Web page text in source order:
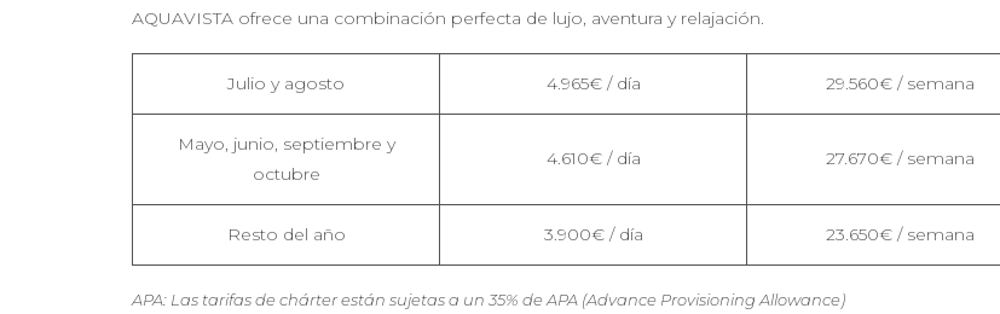
AQUAVISTA ofrece una combinación perfecta de lujo, aventura y relajación.
Julio y agosto 4.965€ / día 29.560€ / semana
Mayo, junio, septiembre y
octubre
4.610€ / día 27.670€ / semana
Resto del año 3.900€ / día 23.650€ / semana
APA: Las tarifas de chárter están sujetas a un 35% de APA (Advance Provisioning Allowance)